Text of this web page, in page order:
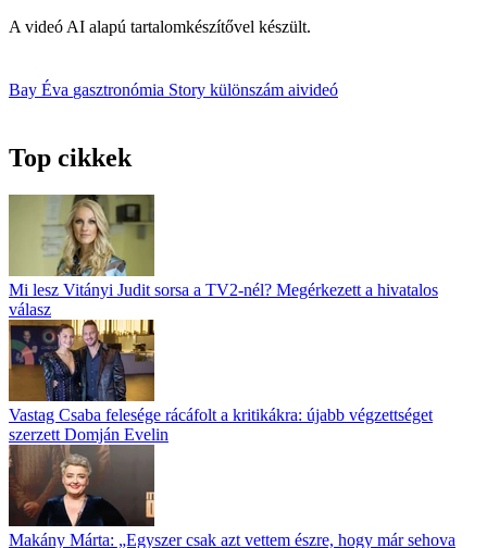
A videó AI alapú tartalomkészítővel készült.
Bay Éva gasztronómia Story különszám aivideó
Top cikkek
Mi lesz Vitányi Judit sorsa a TV2-nél? Megérkezett a hivatalos
válasz
Vastag Csaba felesége rácáfolt a kritikákra: újabb végzettséget
szerzett Domján Evelin
Makány Márta: „Egyszer csak azt vettem észre, hogy már sehova